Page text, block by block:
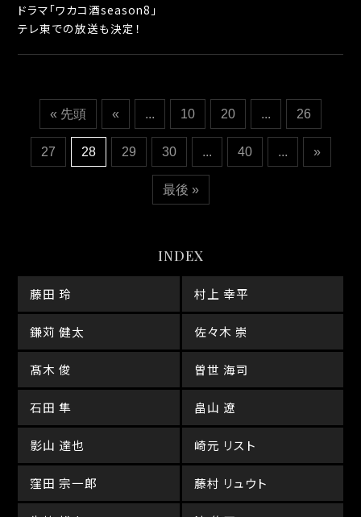
ドラマ「ワカコ酒season8」
テレ東での放送も決定！
« 先頭 « ... 10 20 ... 26
27 28 29 30 ... 40 ... »
最後 »
INDEX
藤田 玲 村上 幸平
鎌苅 健太 佐々木 崇
髙木 俊 曽世 海司
石田 隼 畠山 遼
影山 達也 崎元 リスト
窪田 宗一郎 藤村 リュウト